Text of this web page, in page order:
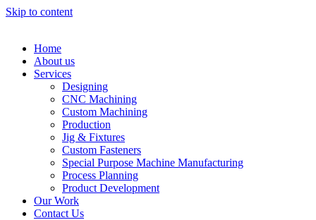
Skip to content
Home
About us
Services
Designing
CNC Machining
Custom Machining
Production
Jig & Fixtures
Custom Fasteners
Special Purpose Machine Manufacturing
Process Planning
Product Development
Our Work
Contact Us